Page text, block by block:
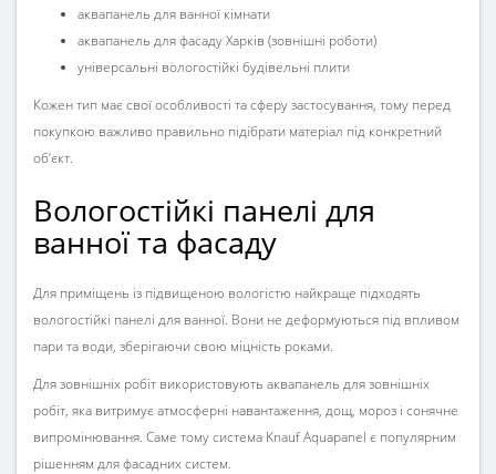
аквапанель для ванної кімнати
аквапанель для фасаду Харків (зовнішні роботи)
універсальні вологостійкі будівельні плити
Кожен тип має свої особливості та сферу застосування, тому перед
покупкою важливо правильно підібрати матеріал під конкретний
об’єкт.
Вологостійкі панелі для
ванної та фасаду
Для приміщень із підвищеною вологістю найкраще підходять
вологостійкі панелі для ванної. Вони не деформуються під впливом
пари та води, зберігаючи свою міцність роками.
Для зовнішніх робіт використовують аквапанель для зовнішніх
робіт, яка витримує атмосферні навантаження, дощ, мороз і сонячне
випромінювання. Саме тому система Knauf Aquapanel є популярним
рішенням для фасадних систем.